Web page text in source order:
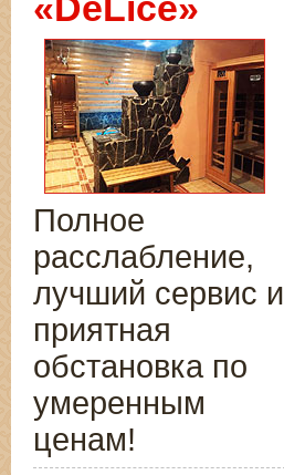
«DeLice»
Полное
расслабление,
лучший сервис и
приятная
обстановка по
умеренным
ценам!